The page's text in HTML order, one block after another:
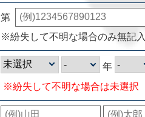
第
※紛失して不明な場合のみ無記入
年
※紛失して不明な場合は未選択